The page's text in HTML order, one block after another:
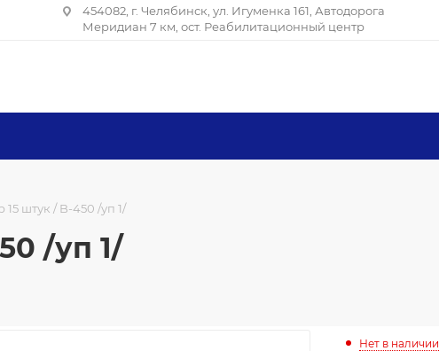
454082, г. Челябинск, ул. Игуменка 161, Автодорога
Меридиан 7 км, ост. Реабилитационный центр
штук / B-450 /уп 1/
/уп 1/
Нет в наличии